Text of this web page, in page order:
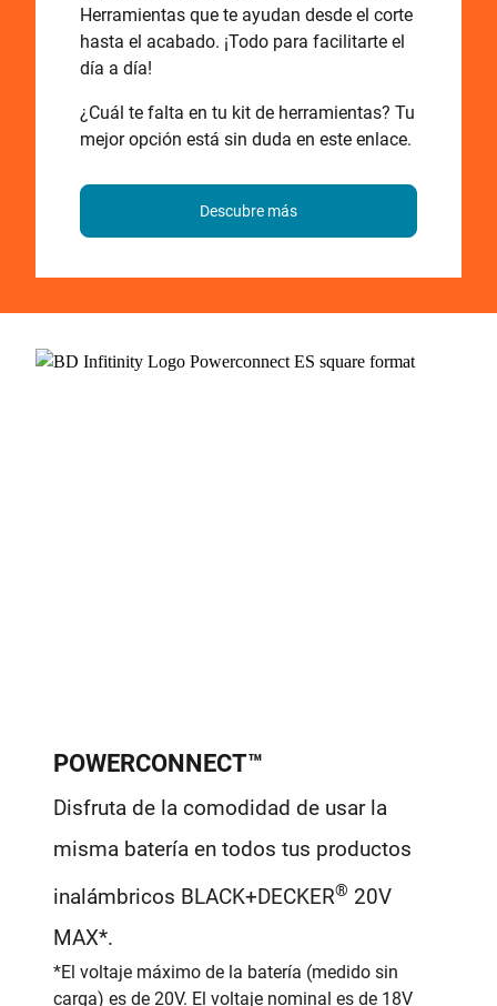
Herramientas que te ayudan desde el corte
hasta el acabado. ¡Todo para facilitarte el
día a día!
¿Cuál te falta en tu kit de herramientas? Tu
mejor opción está sin duda en este enlace.
Descubre más
POWERCONNECT™
Disfruta de la comodidad de usar la
misma batería en todos tus productos
inalámbricos BLACK+DECKER® 20V
MAX*.
*El voltaje máximo de la batería (medido sin
carga) es de 20V. El voltaje nominal es de 18V